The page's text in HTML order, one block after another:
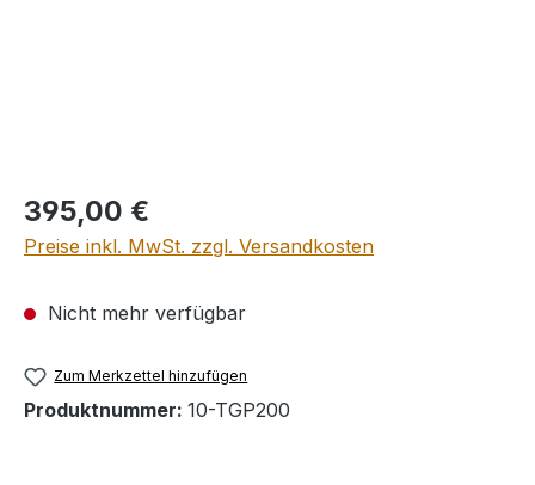
Regulärer Preis:
395,00 €
Preise inkl. MwSt. zzgl. Versandkosten
Nicht mehr verfügbar
Zum Merkzettel hinzufügen
Produktnummer: 10-TGP200